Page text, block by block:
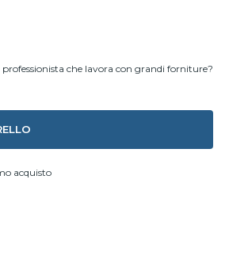
che lavora con grandi forniture?
acquisto